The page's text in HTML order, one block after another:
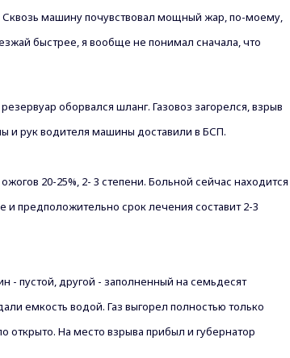
машину почувствовал мощный жар, по-моему,
быстрее, я вообще не понимал сначала, что
оборвался шланг. Газовоз загорелся, взрыв
и рук водителя машины доставили в БСП.
20-25%, 2- 3 степени. Больной сейчас находится
предположительно срок лечения составит 2-3
- пустой,другой - заполненный на семьдесят
емкость водой. Газ выгорел полностью только
открыто. На место взрыва прибыл и губернатор